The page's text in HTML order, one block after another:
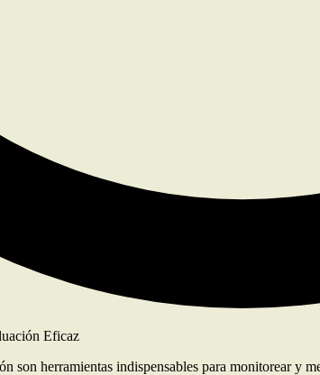
son herramientas indispensables para monitorear y